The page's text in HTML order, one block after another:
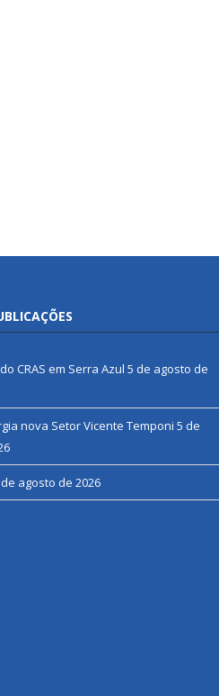
CRAS em Serra Azul 5 de agosto de
nova Setor Vicente Temponi 5 de
agosto de 2026